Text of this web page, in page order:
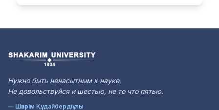
Нужно быть ненасытным к науке,
Не довольствуйся и шестью, не то что пятью.
— Шәкәрім Құдайбердіұлы